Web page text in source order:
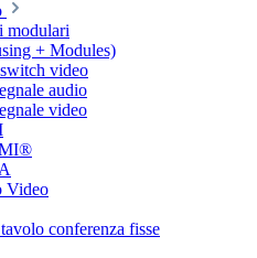
modulari
+ Modules)
video
audio
video
Video
conferenza fisse